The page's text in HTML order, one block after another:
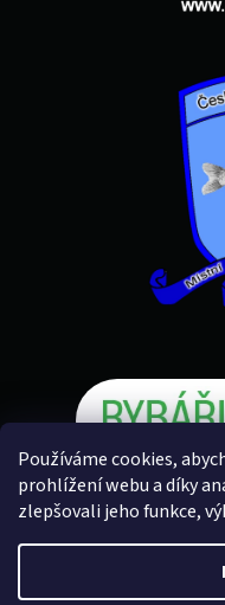
Používáme cookies,
prohlížení webu a díky
zlepšovali jeho funkce,